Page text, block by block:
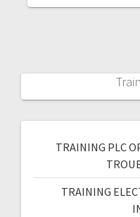
TRAINING PLC
TRAINING